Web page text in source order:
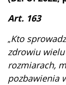
Art. 163
„Kto
zdrowiu
rozmiarach,
pozbawienia